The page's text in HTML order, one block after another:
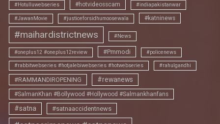
#Hotulluwebseries #hotvideosscam #indiapakistanwar
#JawanMovie #justiceforsidhumoosewala #katninews
#maihardistrictnews #News
#oneplus12 #oneplus12review #Pmmodi #policenews
#rabbitwebseries #hotjalebiwebseries #hotwebseries #rahulgandhi
#RAMMANDIROPENING #rewanews
#SalmanKhan #Bollywood #Hollywood #Salmankhanfans
#satna #satnaaccidentnews